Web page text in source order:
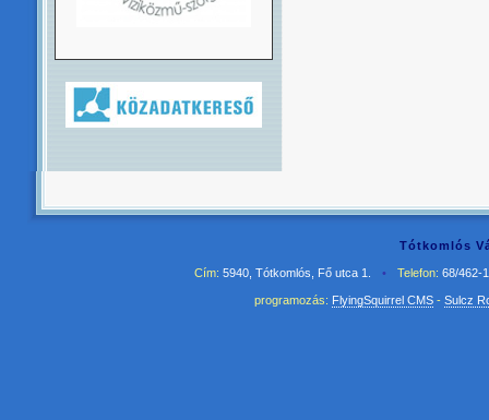
Tótkomlós
Cím: 5940, Tótkomlós, Fő utca 1. • Telefon: 68/462-
programozás: FlyingSquirrel CMS- Sulcz